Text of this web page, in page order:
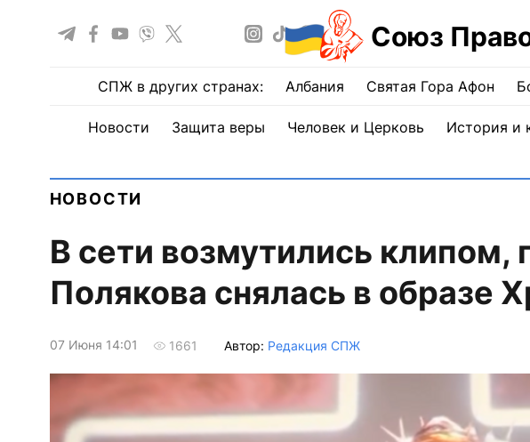
Союз
СПЖ в других странах: Албания Святая Гора Афон
Новости Защита веры Человек и Церковь История и
НОВОСТИ
В сети возмутились клипом,
Полякова снялась в образе
07 Июня 14:01 1661 Автор: Редакция СПЖ